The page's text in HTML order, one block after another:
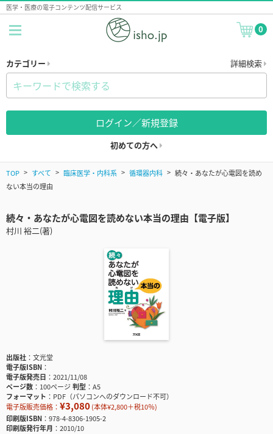
医学・医療の電子コンテンツ配信サービス
0
カテゴリー 詳細検索
ログイン／新規登録
初めての方へ
TOP すべて 臨床医学・内科系 循環器内科
続々・あなたが心電図を読め
ない本当の理由
続々・あなたが心電図を読めない本当の理由【電子版】
村川 裕二(著)
出版社
文光堂
電子版ISBN
電子版発売日
2021/11/08
ページ数
100ページ判型
A5
フォーマット
PDF（パソコンへのダウンロード不可）
電子版販売価格： ¥3,080(本体¥2,800＋税10％)
印刷版ISBN
978-4-8306-1905-2
印刷版発行年月
2010/10